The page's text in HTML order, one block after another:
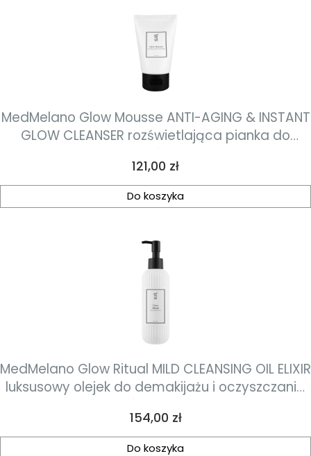
MedMelano Glow Mousse ANTI-AGING & INSTANT
GLOW CLEANSER rozświetlająca pianka do
mycia skóry 100ml
Cena
121,00 zł
Do koszyka
MedMelano Glow Ritual MILD CLEANSING OIL ELIXIR
luksusowy olejek do demakijażu i oczyszczania
skóry 200 ml
Cena
154,00 zł
Do koszyka